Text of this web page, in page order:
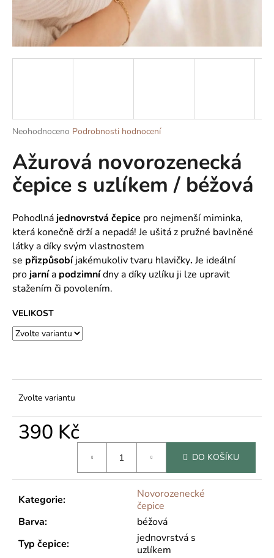
Průměrné
produktu
je
0,0
z
hvězdiček.
Neohodnoceno Podrobnosti hodnocení
Ažurová novorozenecká
čepice s uzlíkem / béžová
Pohodlná jednovrstvá čepice pro nejmenší miminka,
která konečně drží a nepadá! Je ušitá z pružné bavlněné
látky a díky svým vlastnostem
se přizpůsobíjakémukoliv tvaru hlavičky.Je ideální
pro jarnía podzimnídny a díky uzlíku ji lze upravit
stažením či povolením.
VELIKOST
Zvolte variantu
390 Kč
DO KOŠÍKU
Kategorie:
Novorozenecké
čepice
Barva:
béžová
Typ čepice:
jednovrstvá s
uzlíkem
a
í
t
D
p
o
r
u
č
u
e
m
e